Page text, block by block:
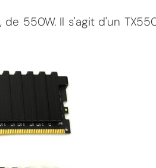
550W. Il s'agit d'un